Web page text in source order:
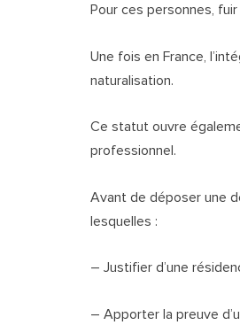
Pour ces personnes,
Une fois en France,
naturalisation.
Ce statut ouvre
professionnel.
Avant de déposer une
lesquelles :
– Justifier d’une
– Apporter la preuve